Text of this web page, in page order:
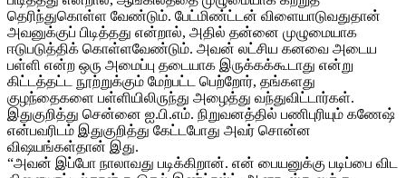
தெரிந்துகொள்ள வேண்டும். பேட்மிண்ட்டன் விளையாடுவதுதான்
அவனுக்குப் பிடித்தது என்றால், அதில் தன்னை முழுமையாக
ஈடுபடுத்திக் கொள்ளவேண்டும். அவன் லட்சிய கனவை அடைய
பள்ளி என்ற ஒரு அமைப்பு தடையாக இருக்கக்கூடாது என்று
கிட்டத்தட்ட நூற்றுக்கும் மேற்பட்ட பெற்றோர், தங்களது
குழந்தைகளை பள்ளியிலிருந்து அழைத்து வந்துவிட்டார்கள்.
இதுகுறித்து சென்னை ஐ.பி.எம். நிறுவனத்தில் பணிபுரியும் கணேஷ்
என்பவரிடம் இதுகுறித்து கேட்டபோது அவர் சொன்ன
விஷயங்கள்தான் இது.
“அவன் இப்போ நாலாவது படிக்கிறான். என் பையனுக்கு படிப்பை விட